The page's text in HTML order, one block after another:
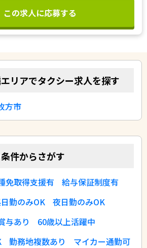
この求人に応募する
リアでタクシー求人を探す
方市
件からさがす
免取得支援有
給与保証制度有
勤のみOK
夜日勤のみOK
与あり
60歳以上活躍中
勤務地複数あり
マイカー通勤可